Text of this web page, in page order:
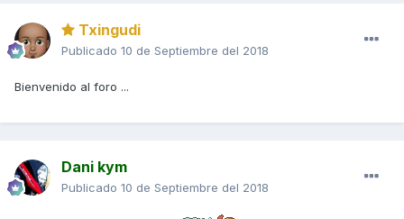
Txingudi
Publicado 10 de Septiembre del 2018
Bienvenido al foro ...
Dani kym
Publicado 10 de Septiembre del 2018